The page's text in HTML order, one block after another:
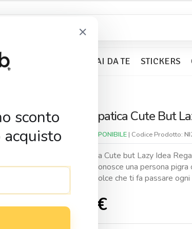
FAI DA TE STICKERS
Tazza Simpatica Cute But
Disponibilitá: DISPONIBILE | Codice Prodotto:
Tazza Simpatica Cute but Lazy Idea
Chi di noi non conosce una persona
faccina dolce dolce che ti fa passare
12,90 €
×
sconto